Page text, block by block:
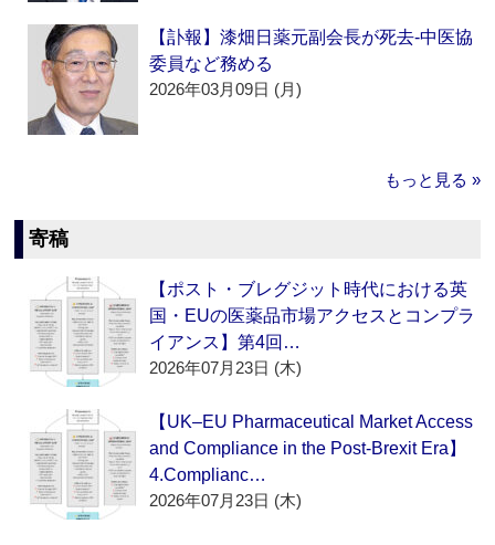
【訃報】漆畑日薬元副会長が死去‐中医協
委員など務める
2026年03月09日 (月)
もっと見る »
寄稿
【ポスト・ブレグジット時代における英
国・EUの医薬品市場アクセスとコンプラ
イアンス】第4回…
2026年07月23日 (木)
【UK–EU Pharmaceutical Market Access
and Compliance in the Post-Brexit Era】
4.Complianc…
2026年07月23日 (木)